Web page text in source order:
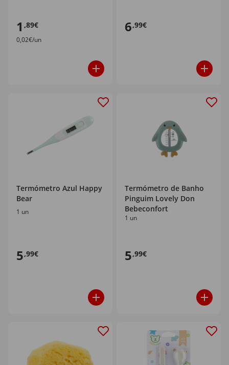
1 ,89€
0,02€/un
6,99€
Termómetro Azul Happy
Bear
1 un
5,99€
Termómetro de Banho
Pinguim Lovely Don
Bebeconfort
1 un
5,99€